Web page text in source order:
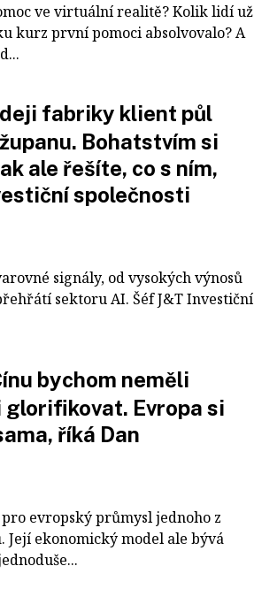
ve virtuální realitě? Kolik lidí už
kurz první pomoci absolvovalo? A
fabriky klient půl
Bohatstvím si
ale řešíte, co s ním,
společnosti
signály, od vysokých výnosů
sektoru AI. Šéf J&T Investiční
bychom neměli
glorifikovat. Evropa si
říká Dan
evropský průmysl jednoho z
ekonomický model ale bývá